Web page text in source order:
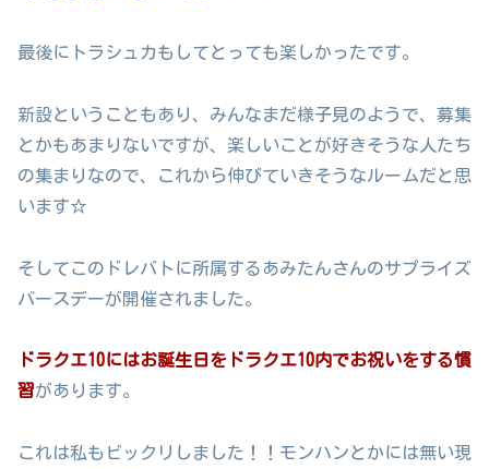
最後にトラシュカもしてとっても楽しかったです。
新設ということもあり、みんなまだ様子見のようで、募集
とかもあまりないですが、楽しいことが好きそうな人たち
の集まりなので、これから伸びていきそうなルームだと思
います☆
そしてこのドレバトに所属するあみたんさんのサプライズ
バースデーが開催されました。
ドラクエ10にはお誕生日をドラクエ10内でお祝いをする慣
習があります。
これは私もビックリしました！！モンハンとかには無い現